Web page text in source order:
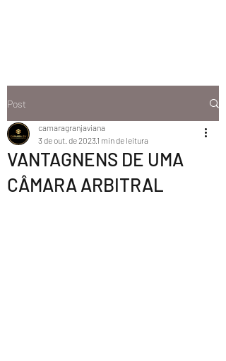
Post
VANTAGNENS DE UMA
CÂMARA ARBITRAL
camaragranjaviana
3 de out. de 2023 1 min de leitura